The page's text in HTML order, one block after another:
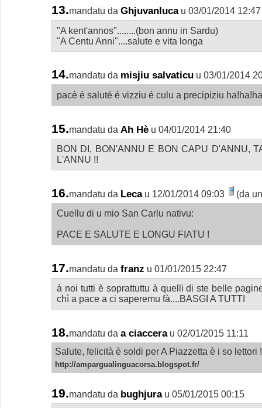
13.mandatu da Ghjuvanluca u 03/01/2014 12:47
"A kent'annos"........(bon annu in Sardu)
"A Centu Anni"....salute e vita longa
14.mandatu da misjiu salvaticu u 03/01/2014
pacè é saluté é vizziu é culu a precipiziu
15.mandatu da Ah Hè u 04/01/2014 21:40
BON DI, BON'ANNU E BON CAPU D'ANNU,
L'ANNU !!
16.mandatu da Leca u 12/01/2014 09:03
(da
Cuellu di u mio San Carlu nativu:
PACE E SALUTE E LONGU FIATU !
17.mandatu da franz u 01/01/2015 22:47
à noi tutti è soprattuttu à quelli di ste belle
chì a pace a ci saperemu fà....BASGI A TUTTI
18.mandatu da a ciaccera u 02/01/2015 11:11
Salute, felicità è soldi per A Piazzetta è i so lettori !
http://ampargualinguacorsa.blogspot.fr/
19.mandatu da bughjura u 05/01/2015 00:15